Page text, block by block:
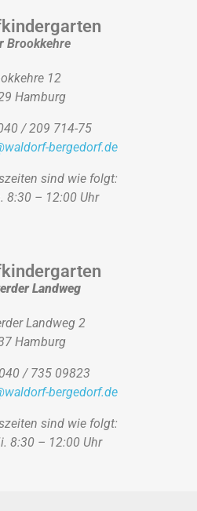
Brookkehre
12
Hamburg
/ 209 714-75
bergedorf.de
sind wie folgt:
8:30 – 12:00 Uhr
Landweg
Landweg 2
Hamburg
/ 735 09823
bergedorf.de
sind wie folgt:
8:30 – 12:00 Uhr